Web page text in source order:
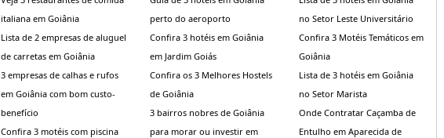
italiana em Goiânia
Lista de 2 empresas de aluguel
de carretas em Goiânia
3 empresas de calhas e rufos
em Goiânia com bom custo-
benefício
Confira 3 motéis com piscina
perto do aeroporto
Confira 3 hotéis em Goiânia
em Jardim Goiás
Confira os 3 Melhores Hostels
de Goiânia
3 bairros nobres de Goiânia
para morar ou investir em
no Setor Leste Universitário
Confira 3 Motéis Temáticos em
Goiânia
Lista de 3 hotéis em Goiânia
no Setor Marista
Onde Contratar Caçamba de
Entulho em Aparecida de